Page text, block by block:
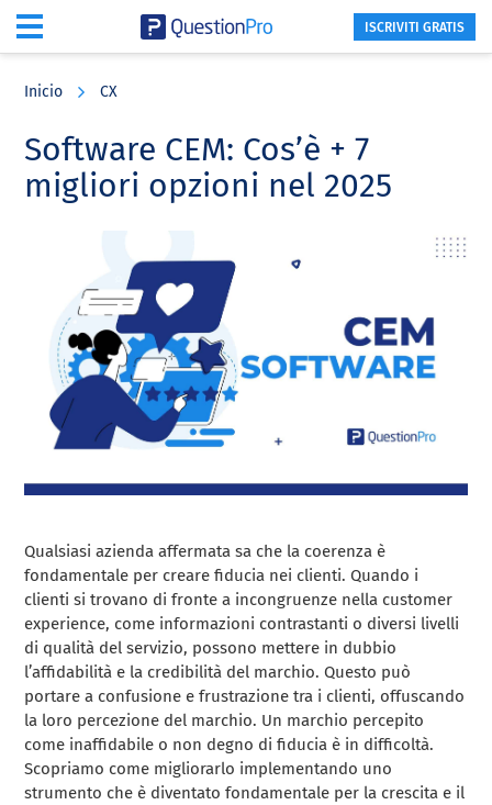
content
sidebar
ISCRIVITI GRATIS
Inicio CX
Software CEM: Cos’è + 7
migliori opzioni nel 2025
Qualsiasi azienda affermata sa che la coerenza è
fondamentale per creare fiducia nei clienti. Quando i
clienti si trovano di fronte a incongruenze nella customer
experience, come informazioni contrastanti o diversi livelli
di qualità del servizio, possono mettere in dubbio
l’affidabilità e la credibilità del marchio. Questo può
portare a confusione e frustrazione tra i clienti, offuscando
la loro percezione del marchio. Un marchio percepito
come inaffidabile o non degno di fiducia è in difficoltà.
Scopriamo come migliorarlo implementando uno
strumento che è diventato fondamentale per la crescita e il